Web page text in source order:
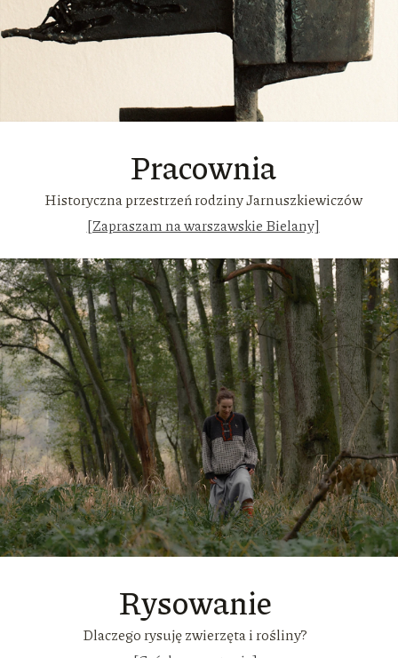
Pracownia
Historyczna przestrzeń rodziny Jarnuszkiewiczów
[Zapraszam na warszawskie Bielany]
Rysowanie
Dlaczego rysuję zwierzęta i rośliny?